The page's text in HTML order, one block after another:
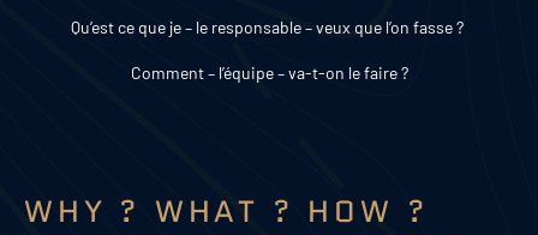
Qu’est ce que je – le responsable – veux que l’on fasse ?
Comment – l’équipe – va-t-on le faire ?
WHY ? WHAT ? HOW ?